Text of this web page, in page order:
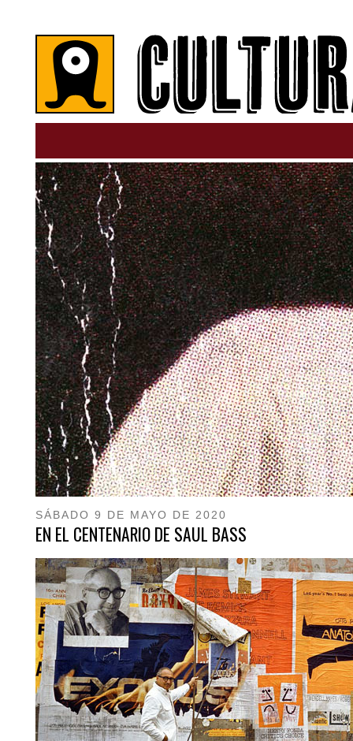
SÁBADO 9 DE MAYO DE 2020
EN EL CENTENARIO DE SAUL BASS